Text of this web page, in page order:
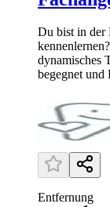
Du bist in der
dynamisches
begegnet und
Entfernung